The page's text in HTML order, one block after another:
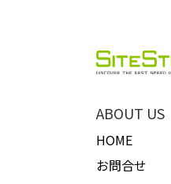
ABOUT US
HOME
お問合せ